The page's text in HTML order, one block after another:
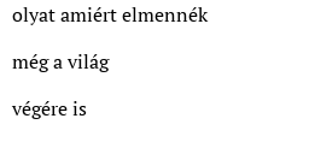
olyat amiért elmennék
még a világ
végére is